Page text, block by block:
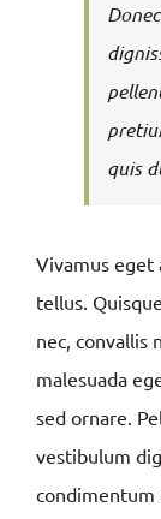
quis
Vivamus eget
tellus.
nec, convallis
malesuada
sed ornare.
vestibulum
condimentum